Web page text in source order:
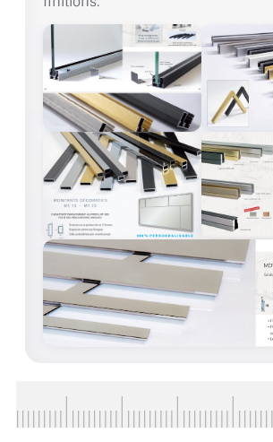
VERRE LAQUÉ/CRÉDENCE
VERRE FEUILLETÉ/TREMPÉ
DALLE DE SOL EN VERRE
PORTE EN VERRE
GARDE CORPS EN VERRE
VERRIÈRE TYPE ATELIER
VERRES TEXTURÉS
PLEXIGLAS PMMA
DOUBLE VITRAGE